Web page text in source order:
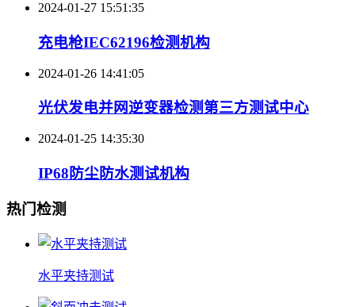
2024-01-27 15:51:35
充电枪IEC62196检测机构
2024-01-26 14:41:05
光伏发电并网逆变器检测第三方测试中心
2024-01-25 14:35:30
IP68防尘防水测试机构
热门检测
水平夹持测试